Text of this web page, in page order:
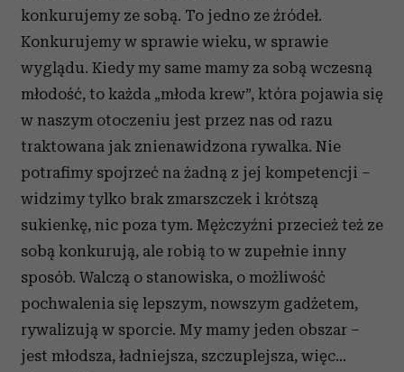
konkurujemy ze sobą. To jedno ze źródeł.
Konkurujemy w sprawie wieku, w sprawie
wyglądu. Kiedy my same mamy za sobą wczesną
młodość, to każda „młoda krew”, która pojawia się
w naszym otoczeniu jest przez nas od razu
traktowana jak znienawidzona rywalka. Nie
potrafimy spojrzeć na żadną z jej kompetencji –
widzimy tylko brak zmarszczek i krótszą
sukienkę, nic poza tym. Mężczyźni przecież też ze
sobą konkurują, ale robią to w zupełnie inny
sposób. Walczą o stanowiska, o możliwość
pochwalenia się lepszym, nowszym gadżetem,
rywalizują w sporcie. My mamy jeden obszar –
jest młodsza, ładniejsza, szczuplejsza, więc…